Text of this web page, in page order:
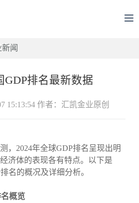
闻
GDP排名最新数据
15:13:54 作者：汇凯金业原创
，2024年全球GDP排名呈现出明
济体的表现各有特点。以下是
名的概况及详细分析。
概览